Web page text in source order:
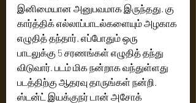
இனிமையான அனுபவமாக இருந்தது. கு
கார்த்திக் எல்லாப்பாடல்களையும் அழகாக
எழுதித் தந்தார். எப்போதும் ஒரு
பாடலுக்கு 5 சரணங்கள் எழுதித் தந்து
விடுவார். படம் மிக நன்றாக வந்துள்ளது
படத்திற்கு ஆதரவு தாருங்கள் நன்றி.
ஸ்டன்ட் இயக்குநர் டான் அசோக்